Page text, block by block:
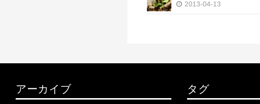
2013-04-13
アーカイブ タグ